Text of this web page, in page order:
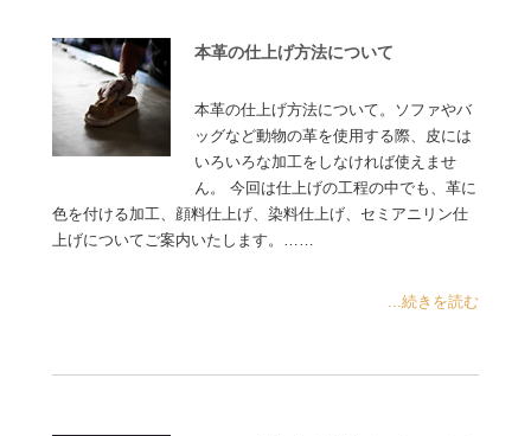
本革の仕上げ方法について
本革の仕上げ方法について。ソファやバ
ッグなど動物の革を使用する際、皮には
いろいろな加工をしなければ使えませ
ん。 今回は仕上げの工程の中でも、革に
色を付ける加工、顔料仕上げ、染料仕上げ、セミアニリン仕
上げについてご案内いたします。……
...続きを読む